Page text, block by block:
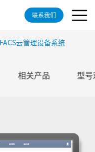
联系我们
FACS云管理设备系统
相关产品 型号